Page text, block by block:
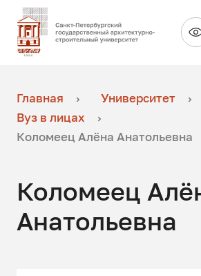
Главная
Университет
Вуз в лицах
Коломеец Алёна Анатольевна
Коломеец
Анатольевна